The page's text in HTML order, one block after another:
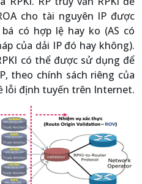
cho tài nguyên IP được
có hợp lệ hay ko (AS có
của dải IP đó hay không).
có thể được sử dụng để
theo chính sách riêng của
lỗi định tuyến trên Internet.